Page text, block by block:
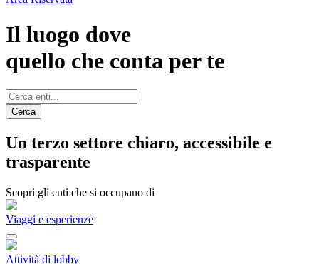
Il luogo dove
quello che conta per te
Cerca
Un terzo settore chiaro, accessibile e
trasparente
Scopri gli enti che si occupano di
Viaggi e esperienze
Attività di lobby